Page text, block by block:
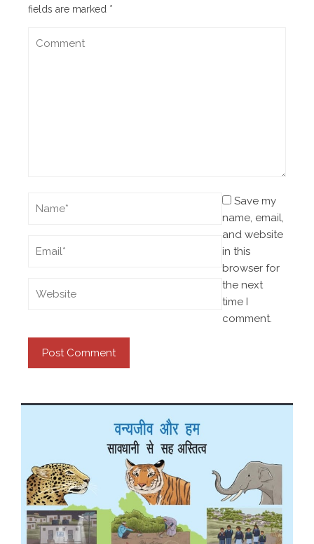
fields are marked *
Save my
name, email,
and website
in this
browser for
the next
time I
comment.